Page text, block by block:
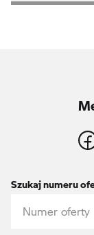
Szukaj numeru